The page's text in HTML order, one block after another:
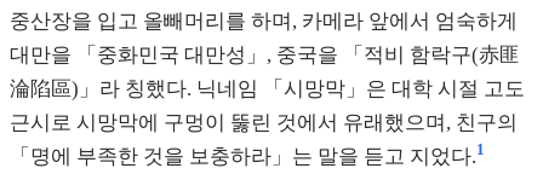
중산장을 입고 올빼머리를 하며, 카메라 앞에서 엄숙하게
대만을 「중화민국 대만성」, 중국을 「적비 함락구(赤匪
淪陷區)」라 칭했다. 닉네임 「시망막」은 대학 시절 고도
근시로 시망막에 구멍이 뚫린 것에서 유래했으며, 친구의
「명에 부족한 것을 보충하라」는 말을 듣고 지었다.1